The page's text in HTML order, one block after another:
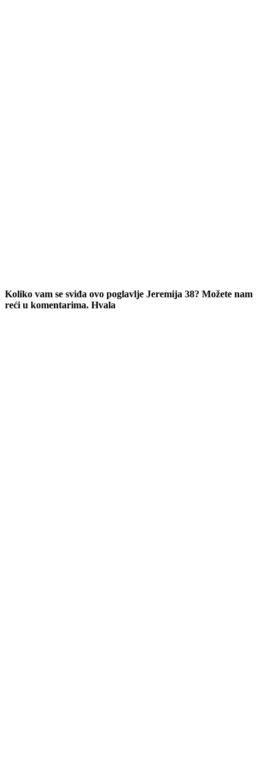
Koliko vam se sviđa ovo poglavlje Jeremija 38? Možete nam
reći u komentarima. Hvala